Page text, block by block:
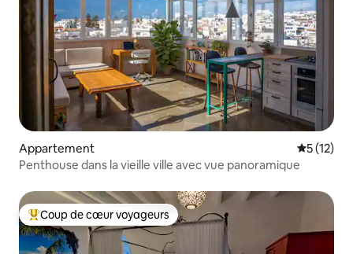
Appartement
5 (12)
Penthouse dans la vieille ville avec vue panoramique
Coups de cœur voyageurs les plus appréciés
Coup de cœur voyageurs